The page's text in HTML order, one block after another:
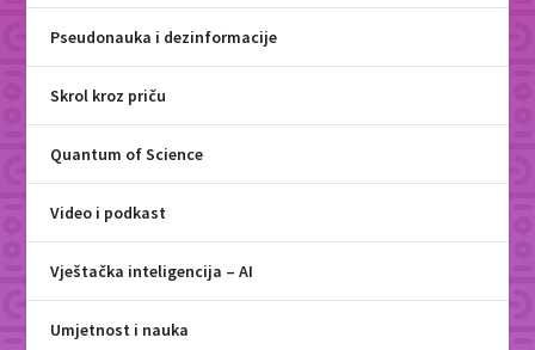
Pseudonauka i dezinformacije
Skrol kroz priču
Quantum of Science
Video i podkast
Vještačka inteligencija – AI
Umjetnost i nauka